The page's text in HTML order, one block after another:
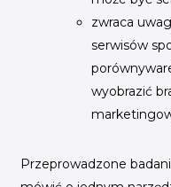
zwraca
serwisów
wyobrazić
Przeprowadzone